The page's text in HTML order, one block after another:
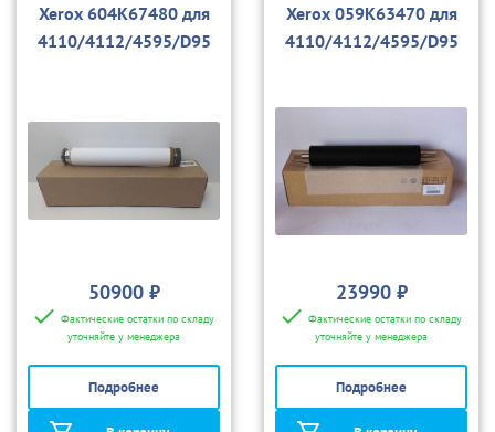
Xerox 604K67480 для
4110/4112/4595/D95
50900 ₽
Фактические остатки по складу
уточняйте у менеджера
Подробнее
Xerox 059K63470 для
4110/4112/4595/D95
23990 ₽
Фактические остатки по складу
уточняйте у менеджера
Подробнее